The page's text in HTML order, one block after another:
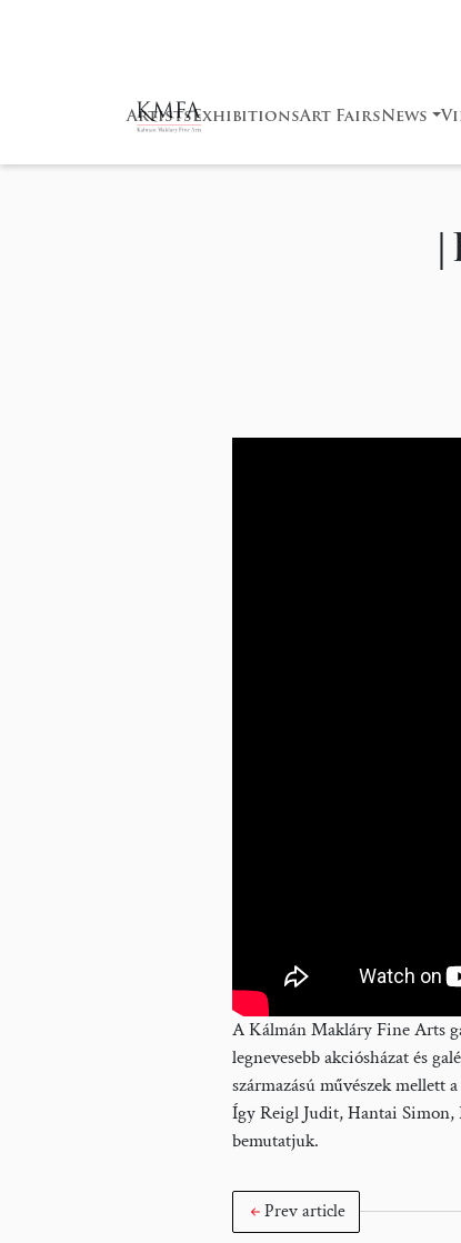
ArtistsExhibitionsArt FairsNews
A Kálmán Makláry Fine Arts
legnevesebb akciósházat és
származású művészek mellett
Így Reigl Judit, Hantai Simon,
bemutatjuk.
Prev article